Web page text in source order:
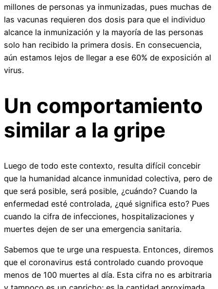
millones de personas ya inmunizadas, pues muchas de
las vacunas requieren dos dosis para que el individuo
alcance la inmunización y la mayoría de las personas
solo han recibido la primera dosis. En consecuencia,
aún estamos lejos de llegar a ese 60% de exposición al
virus.
Un comportamiento
similar a la gripe
Luego de todo este contexto, resulta difícil concebir
que la humanidad alcance inmunidad colectiva, pero de
que será posible, será posible, ¿cuándo? Cuando la
enfermedad esté controlada, ¿qué significa esto? Pues
cuando la cifra de infecciones, hospitalizaciones y
muertes dejen de ser una emergencia sanitaria.
Sabemos que te urge una respuesta. Entonces, diremos
que el coronavirus está controlado cuando provoque
menos de 100 muertes al día. Esta cifra no es arbitraria